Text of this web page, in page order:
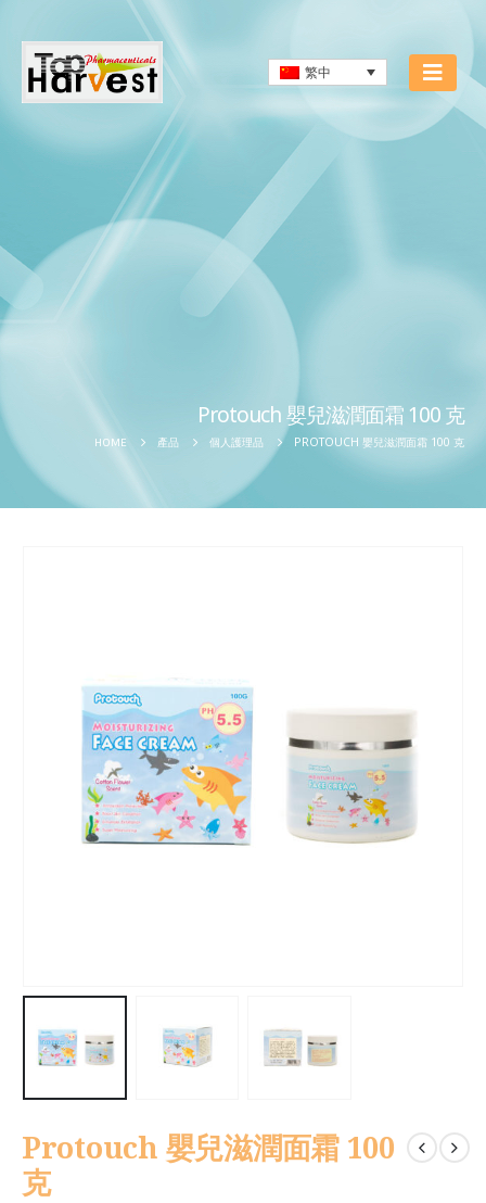
繁中
Protouch 嬰兒滋潤面霜 100 克
HOME 產品 個人護理品 PROTOUCH 嬰兒滋潤面霜 100 克
Protouch 嬰兒滋潤面霜 100
克